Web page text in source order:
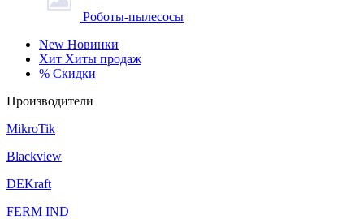
Роботы-пылесосы
New Новинки
Хит Хиты продаж
% Скидки
Производители
MikroTik
Blackview
DEKraft
FERM IND